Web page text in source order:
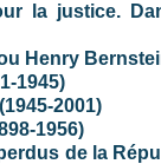
la justice.
Henry
1945)
2001)
1956)
de la